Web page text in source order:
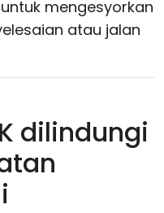
mengesyorkan
atau jalan
dilindungi